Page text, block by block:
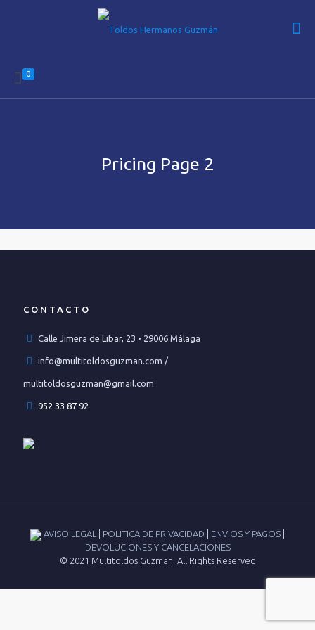
0
Pricing Page 2
CONTACTO
Calle Jimera de Libar, 23 • 29006 Málaga
info@multitoldosguzman.com /
multitoldosguzman@gmail.com
952 33 87 92
AVISO LEGAL POLITICA DE PRIVACIDAD ENVIOS Y PAGOS
DEVOLUCIONES Y CANCELACIONES
© 2021 Multitoldos Guzman. All Rights Reserved